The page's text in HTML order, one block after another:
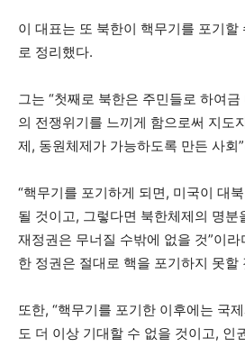
이 대표는 또 북한이 핵무기를 포기할
로 정리했다.
그는 “첫째로 북한은 주민들로 하여
의 전쟁위기를 느끼게 함으로써 지도
제, 동원체제가 가능하도록 만든 사회
“핵무기를 포기하게 되면, 미국이 대
될 것이고, 그렇다면 북한체제의 명분
재정권은 무너질 수밖에 없을 것”이
한 정권은 절대로 핵을 포기하지 못할
또한, “핵무기를 포기한 이후에는 국
도 더 이상 기대할 수 없을 것이고, 인